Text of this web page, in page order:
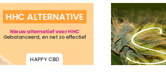
Review: Hop, smerig
Wat is CBD, en wat is CBD